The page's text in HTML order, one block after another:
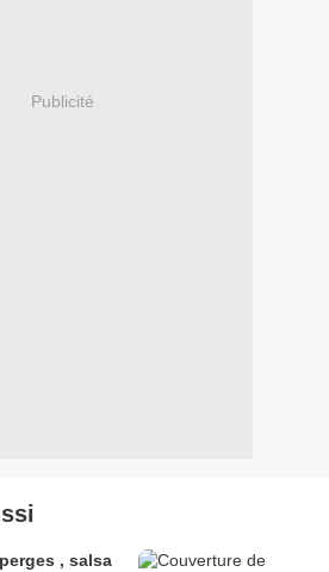
Publicité
, salsa